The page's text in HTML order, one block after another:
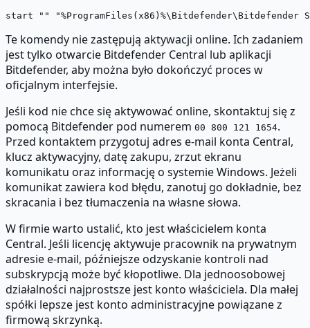
Te komendy nie zastępują aktywacji online. Ich zadaniem
jest tylko otwarcie Bitdefender Central lub aplikacji
Bitdefender, aby można było dokończyć proces w
oficjalnym interfejsie.
Jeśli kod nie chce się aktywować online, skontaktuj się z
pomocą Bitdefender pod numerem 00 800 121 1654.
Przed kontaktem przygotuj adres e-mail konta Central,
klucz aktywacyjny, datę zakupu, zrzut ekranu
komunikatu oraz informację o systemie Windows. Jeżeli
komunikat zawiera kod błędu, zanotuj go dokładnie, bez
skracania i bez tłumaczenia na własne słowa.
W firmie warto ustalić, kto jest właścicielem konta
Central. Jeśli licencję aktywuje pracownik na prywatnym
adresie e-mail, późniejsze odzyskanie kontroli nad
subskrypcją może być kłopotliwe. Dla jednoosobowej
działalności najprostsze jest konto właściciela. Dla małej
spółki lepsze jest konto administracyjne powiązane z
firmową skrzynką.